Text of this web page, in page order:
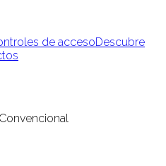
de accesoDescubre